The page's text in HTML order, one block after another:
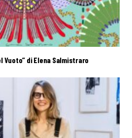
Vuoto” di Elena Salmistraro